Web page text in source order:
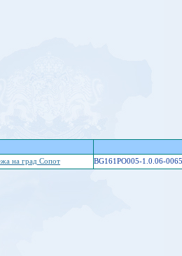
на град Сопот
BG161PO005-1.0.06-